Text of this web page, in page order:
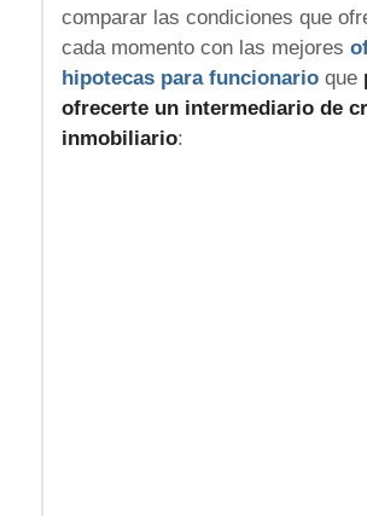
comparar las condiciones que
cada momento con las mejores
hipotecas para funcionarioque
ofrecerte un intermediario de
inmobiliario: